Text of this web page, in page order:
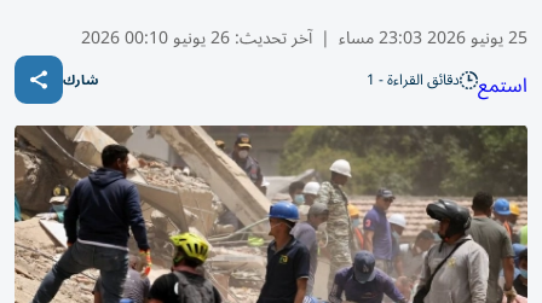
25 يونيو 2026 23:03 مساء | آخر تحديث:26 يونيو 00:10 2026
استمع دقائق القراءة - 1 شارك